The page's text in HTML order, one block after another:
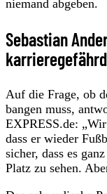
niemand abgeben.
Sebastian
Auf die Frage, ob
bangen muss,
EXPRESS.de:
dass er wieder
sicher, dass es
Platz zu sehen.